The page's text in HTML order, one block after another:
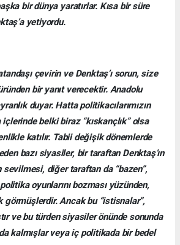
bir dünya yaratırlar. Kısa bir süre
yetiyordu.
çevirin ve Denktaş’ı sorun, size
bir yanıt verecektir. Anadolu
duyar. Hatta politikacılarımızın
belki biraz “kıskançlık” olsa
katılır. Tabii değişik dönemlerde
bazı siyasiler, bir taraftan Denktaş’ın
sevilmesi, diğer taraftan da “bazen”,
oyunlarını bozması yüzünden,
görmüşlerdir. Ancak bu “istisnalar”,
ve bu türden siyasiler önünde sonunda
kalmışlar veya iç politikada bir bedel